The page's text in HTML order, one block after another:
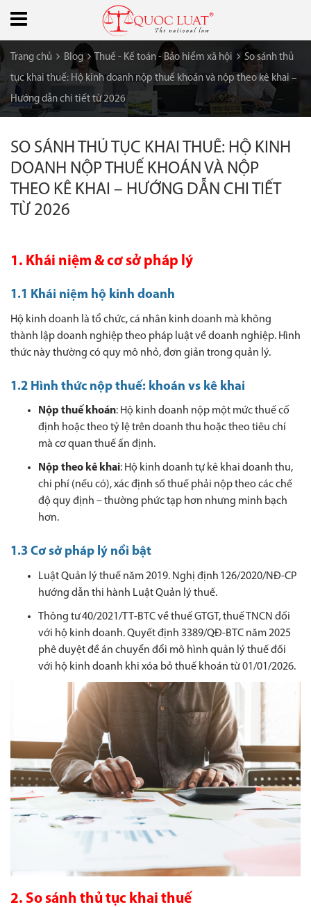
Trang chủ Blog Thuế - Kế toán - Bảo hiểm xã hội
So sánh thủ
tục khai thuế: Hộ kinh doanh nộp thuế khoán và nộp theo kê khai –
Hướng dẫn chi tiết từ 2026
SO SÁNH THỦ TỤC KHAI THUẾ: HỘ KINH
DOANH NỘP THUẾ KHOÁN VÀ NỘP
THEO KÊ KHAI – HƯỚNG DẪN CHI TIẾT
TỪ 2026
1. Khái niệm & cơ sở pháp lý
1.1 Khái niệm hộ kinh doanh
Hộ kinh doanh là tổ chức, cá nhân kinh doanh mà không
thành lập doanh nghiệp theo pháp luật về doanh nghiệp. Hình
thức này thường có quy mô nhỏ, đơn giản trong quản lý.
1.2 Hình thức nộp thuế: khoán vs kê khai
Nộp thuế khoán: Hộ kinh doanh nộp một mức thuế cố
định hoặc theo tỷ lệ trên doanh thu hoặc theo tiêu chí
mà cơ quan thuế ấn định.
Nộp theo kê khai: Hộ kinh doanh tự kê khai doanh thu,
chi phí (nếu có), xác định số thuế phải nộp theo các chế
độ quy định – thường phức tạp hơn nhưng minh bạch
hơn.
1.3 Cơ sở pháp lý nổi bật
Luật Quản lý thuế năm 2019. Nghị định 126/2020/NĐ‑CP
hướng dẫn thi hành Luật Quản lý thuế.
Thông tư 40/2021/TT‑BTC về thuế GTGT, thuế TNCN đối
với hộ kinh doanh.Quyết định 3389/QĐ-BTC năm 2025
phê duyệt đề án chuyển đổi mô hình quản lý thuế đối
với hộ kinh doanh khi xóa bỏ thuế khoán từ 01/01/2026.
2. So sánh thủ tục khai thuế